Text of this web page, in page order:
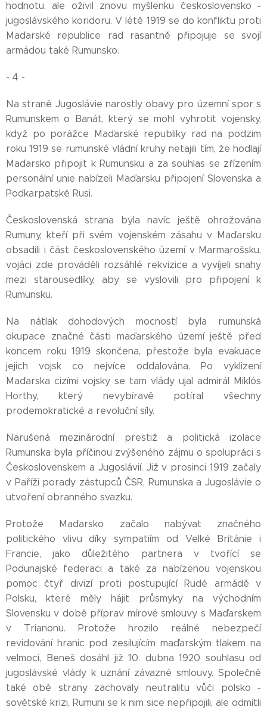
hodnotu, ale oživil znovu myšlenku československo -
jugoslávského koridoru. V létě 1919 se do konfliktu proti
Maďarské republice rad rasantně připojuje se svojí
armádou také Rumunsko.
- 4 -
Na straně Jugoslávie narostly obavy pro územní spor s
Rumunskem o Banát, který se mohl vyhrotit vojensky,
když po porážce Maďarské republiky rad na podzim
roku 1919 se rumunské vládní kruhy netajili tím, že hodlají
Maďarsko připojit k Rumunsku a za souhlas se zřízením
personální unie nabízeli Maďarsku připojení Slovenska a
Podkarpatské Rusi.
Československá strana byla navíc ještě ohrožována
Rumuny, kteří při svém vojenském zásahu v Maďarsku
obsadili i část československého území v Marmarošsku,
vojáci zde prováděli rozsáhlé rekvizice a vyvíjeli snahy
mezi starousedlíky, aby se vyslovili pro připojení k
Rumunsku.
Na nátlak dohodových mocností byla rumunská
okupace značné části maďarského území ještě před
koncem roku 1919 skončena, přestože byla evakuace
jejich vojsk co nejvíce oddalována. Po vyklizení
Maďarska cizími vojsky se tam vlády ujal admirál Miklós
Horthy, který nevybíravě potíral všechny
prodemokratické a revoluční síly.
Narušená mezinárodní prestiž a politická izolace
Rumunska byla příčinou zvýšeného zájmu o spolupráci s
Československem a Jugoslávií. Již v prosinci 1919 začaly
v Paříži porady zástupců ČSR, Rumunska a Jugoslávie o
utvoření obranného svazku.
Protože Maďarsko začalo nabývat značného
politického vlivu díky sympatiím od Velké Británie i
Francie, jako důležitého partnera v tvořící se
Podunajské federaci a také za nabízenou vojenskou
pomoc čtyř divizí proti postupující Rudé armádě v
Polsku, které měly hájit průsmyky na východním
Slovensku v době příprav mírové smlouvy s Maďarskem
v Trianonu. Protože hrozilo reálné nebezpečí
revidování hranic pod zesilujícím maďarským tlakem na
velmoci, Beneš dosáhl již 10. dubna 1920 souhlasu od
jugoslávské vlády k uznání závazné smlouvy. Společně
také obě strany zachovaly neutralitu vůči polsko -
sovětské krizi, Rumuni se k nim sice nepřipojili, ale odmítli